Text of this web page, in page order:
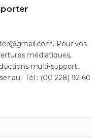
Pour vos
médiatiques,
multi-support…
au : Tél : (00 228) 92 60